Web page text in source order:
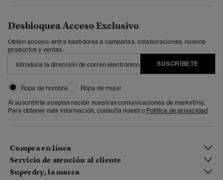
Desbloquea Acceso Exclusivo
Obtén acceso: entre bastidores a campañas, colaboraciones, nuevos
productos y ventas.
SUSCRÍBETE
Ropa de hombre
Ropa de mujer
Al suscribirte aceptas recibir nuestras comunicaciones de marketing.
Para obtener más información, consulta nuestro Política de privacidad
Compra en línea
Servicio de atención al cliente
Superdry, la marca